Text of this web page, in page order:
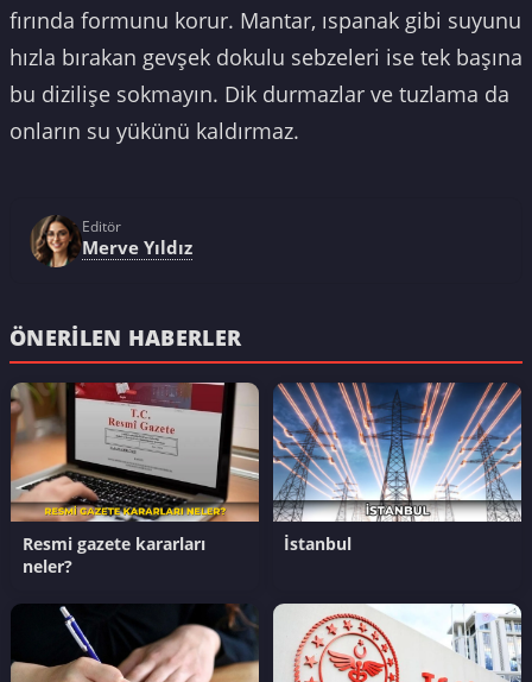
fırında formunu korur. Mantar, ıspanak gibi suyunu
hızla bırakan gevşek dokulu sebzeleri ise tek başına
bu dizilişe sokmayın. Dik durmazlar ve tuzlama da
onların su yükünü kaldırmaz.
Editör
Merve Yıldız
ÖNERILEN HABERLER
Resmi gazete kararları
neler?
İstanbul